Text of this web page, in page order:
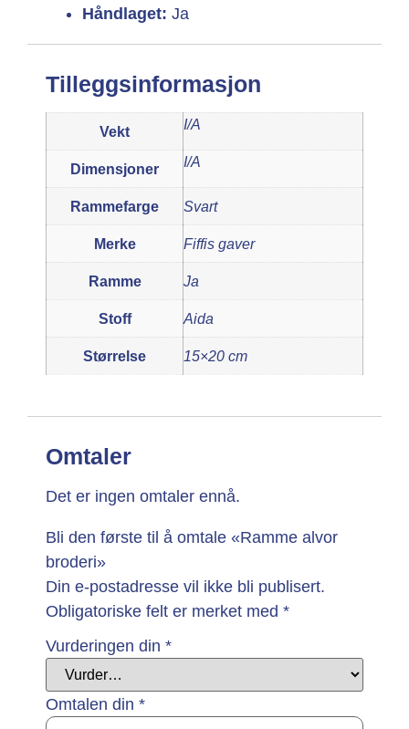
Håndlaget: Ja
Tilleggsinformasjon
Vekt I/A
Dimensjoner I/A
Rammefarge Svart
Merke Fiffis gaver
Ramme Ja
Stoff Aida
Størrelse 15×20 cm
Omtaler
Det er ingen omtaler ennå.
Bli den første til å omtale «Ramme alvor
broderi»
Din e-postadresse vil ikke bli publisert.
Obligatoriske felt er merket med *
Vurderingen din *
Omtalen din *